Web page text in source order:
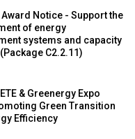
Notice - Support the
of energy
systems and capacity
C2.2.11)
& Greenergy Expo
Green Transition
Efficiency